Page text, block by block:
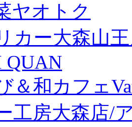
ヤオトク
カー大森山
QUAN
＆和カフェ
工房大森店/